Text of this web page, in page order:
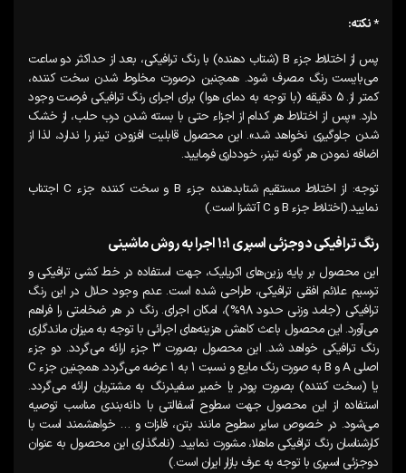
*نکته:
پس از اختلاط جزء B (شتاب دهنده) با رنگ ترافیکی، بعد از حداکثر دو ساعت
می‌بایست رنگ مصرف شود. همچنین درصورت مخلوط ‌شدن سخت‌ کننده،
کمتر از. ۵ دقیقه (با توجه به دمای هوا) برای اجرای رنگ ترافیکی فرصت وجود
دارد. «پس از اختلاط هر کدام از اجزاء حتی با بسته شدن درب حلب، از خشک
شدن جلوگیری نخواهد شد». این محصول قابلیت افزودن تینر را ندارد، لذا از
اضافه نمودن هر گونه تینر، خودداری فرمایید.
توجه: از اختلاط مستقیم شتابدهنده جزء B و سخت کننده جزء C اجتناب
نمایید.(اختلاط جزء B و C آتشزا است.)
رنگ ترافیکی دوجزئی اسپری ۱:۱ اجرا به روش ماشینی
این محصول بر پایه رزین‌های اکریلیک، جهت استفاده در خط کشی ترافیکی و
ترسیم علائم افقی ترافیکی، طراحی شده است. عدم وجود حلال در این رنگ
ترافیکی (جامد وزنی حدود ۹۸%)، امکان اجرای. رنگ در هر ضخامتی را فراهم
می‌آورد. این محصول باعث کاهش هزینه‌های اجرائی با توجه به میزان ماندگاری
رنگ ترافیکی خواهد شد. این محصول بصورت ۳ جزء ارائه می‌گردد. دو جزء
اصلی A و B به صورت رنگ مایع و نسبت ۱ به ۱ عرضه می‌گردد. همچنین جزء C
یا (سخت کننده) بصورت پودر یا خمیر سفیدرنگ به مشتریان ارائه می‌گردد.
استفاده از این محصول جهت سطوح آسفالتی با دانه‌بندی مناسب توصیه
می‌شود. در خصوص سایر سطوح مانند بتن، فلزات و … خواهشمند است با
کارشناسان رنگ ترافیکی ماهلا، مشورت نمایید. (نامگذاری این محصول به عنوان
دوجزئی اسپری با توجه به عرف بازار ایران است.)